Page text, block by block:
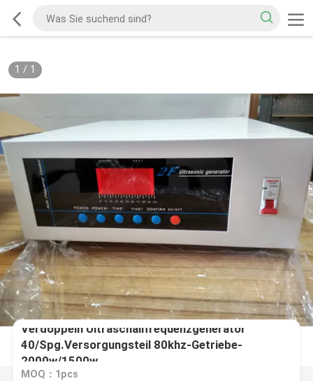
1 / 1
Verdoppeln Ultraschallfrequenzgenerator
40/Spg.Versorgungsteil 80khz-Getriebe-
2000w/1500w
MOQ：1pcs